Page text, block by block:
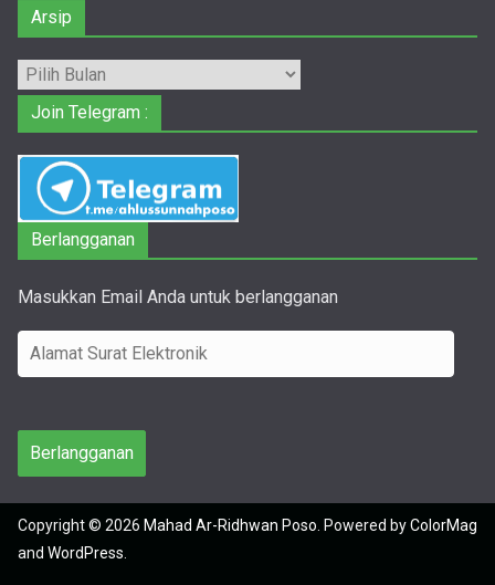
Arsip
Arsip
Join Telegram :
Berlangganan
Masukkan Email Anda untuk berlangganan
l
m
t
S
u
Berlangganan
Copyright © 2026 Mahad Ar-Ridhwan Poso. Powered byColorMag
and WordPress.